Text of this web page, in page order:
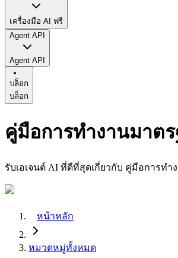
เครื่องมือ AI ฟรี
Agent API
Agent API
บล็อก
บล็อก
คู่มือการทำงานมาต
รับเอเจนต์ AI ที่ดีที่สุดเกี่ยวกับ คู่มือการทำ
หน้าหลัก
หมวดหมู่ทั้งหมด